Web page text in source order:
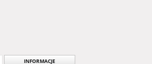
INFORMACJE